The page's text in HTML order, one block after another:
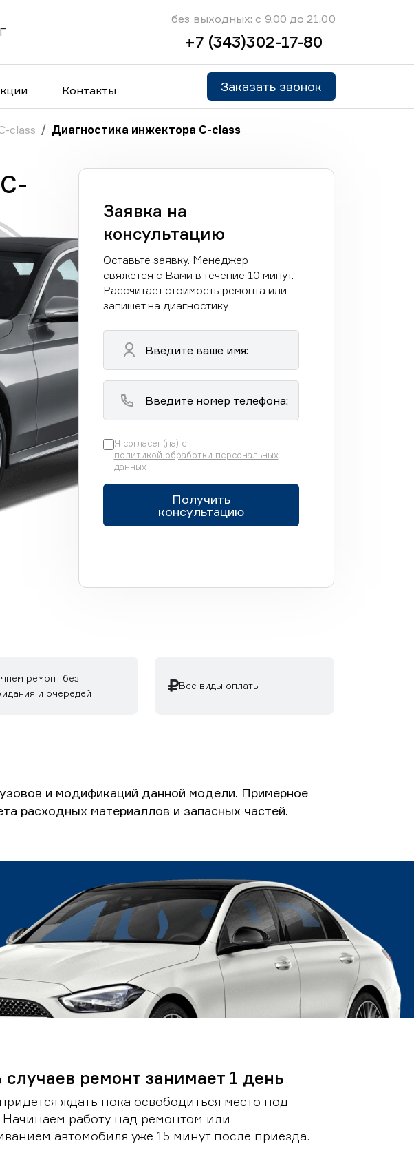
без выходных: с 9.00 до 21.00
+7 (343)302-17-80
Контакты Заказать звонок
class Диагностика инжектора C-class
Заявка на
консультацию
Оставьте заявку. Менеджер
свяжется с Вами в течение 10 минут.
Рассчитает стоимость ремонта или
запишет на диагностику
Я согласен(на) с
политикой обработки персональных
данных
Получить
консультацию
ремонт без
и очередей
Все виды оплаты
и модификаций данной модели. Примерное
расходных материаллов и запасных частей.
случаев ремонт занимает 1 день
ждать пока освободиться место под
Начинаем работу над ремонтом или
автомобиля уже 15 минут после приезда.